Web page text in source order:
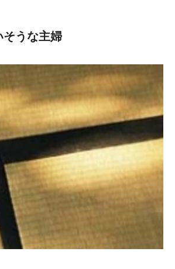
そうな主婦